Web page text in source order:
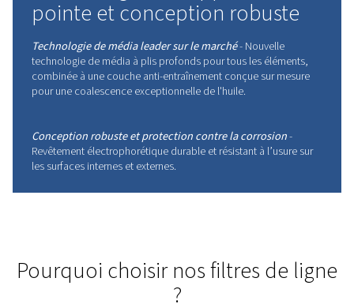
constamment de dépasser vos attentes.
Contactez-nous dès aujourd’hui !